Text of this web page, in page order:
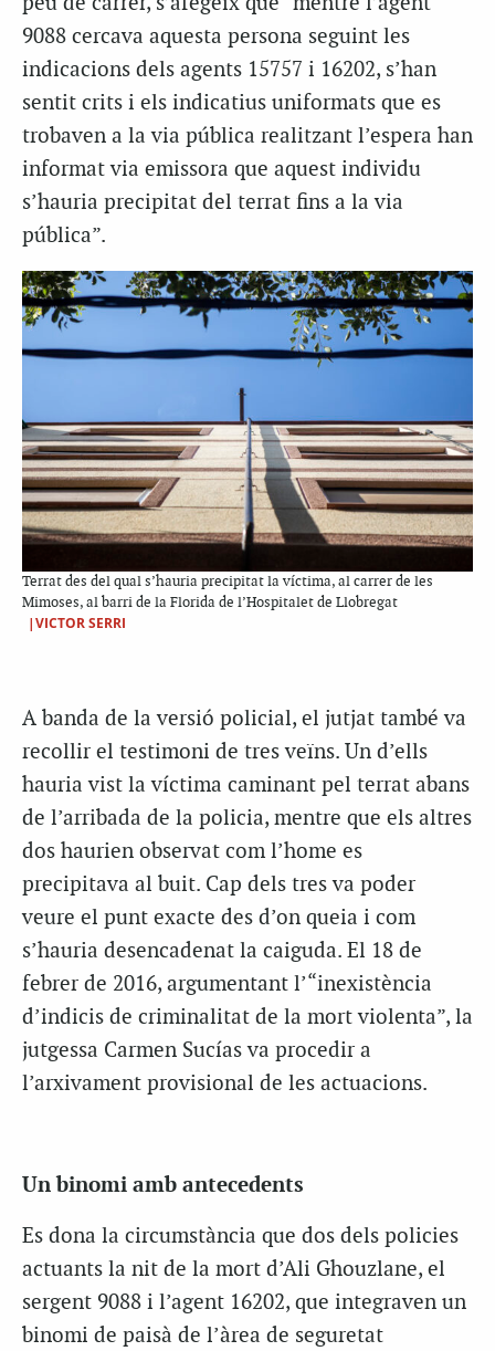
9088 cercava aquesta persona seguint les
indicacions dels agents 15757 i 16202, s’han
sentit crits i els indicatius uniformats que es
trobaven a la via pública realitzant l’espera han
informat via emissora que aquest individu
s’hauria precipitat del terrat fins a la via
pública”.
Terrat des del qual s’hauria precipitat la víctima, al carrer de les
Mimoses, al barri de la Florida de l’Hospitalet de Llobregat
|VICTOR SERRI
A banda de la versió policial, el jutjat també va
recollir el testimoni de tres veïns. Un d’ells
hauria vist la víctima caminant pel terrat abans
de l’arribada de la policia, mentre que els altres
dos haurien observat com l’home es
precipitava al buit. Cap dels tres va poder
veure el punt exacte des d’on queia i com
s’hauria desencadenat la caiguda. El 18 de
febrer de 2016, argumentant l’“inexistència
d’indicis de criminalitat de la mort violenta”, la
jutgessa Carmen Sucías va procedir a
l’arxivament provisional de les actuacions.
Un binomi amb antecedents
Es dona la circumstància que dos dels policies
actuants la nit de la mort d’Ali Ghouzlane, el
sergent 9088 i l’agent 16202, que integraven un
binomi de paisà de l’àrea de seguretat